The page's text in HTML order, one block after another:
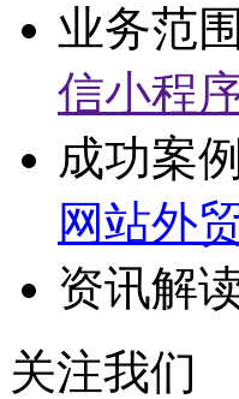
业务范围
信小程
成功案例
网站外
资讯解
关注我们